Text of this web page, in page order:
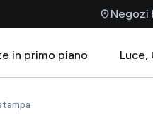
Negozi
in primo piano Luce,